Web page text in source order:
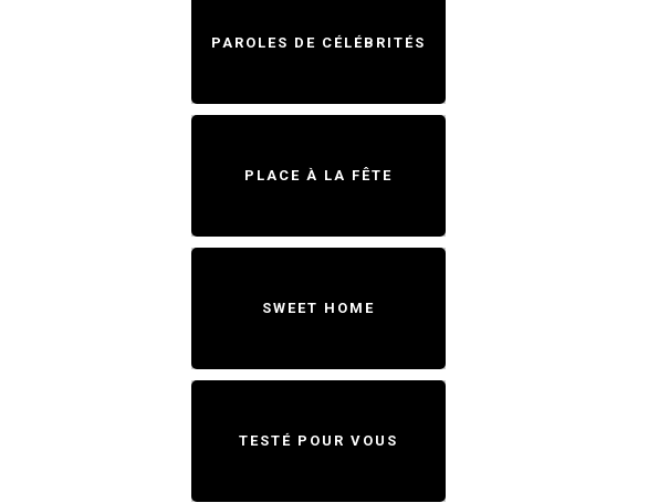
PAROLES DE CÉLÉBRITÉS
PLACE À LA FÊTE
SWEET HOME
TESTÉ POUR VOUS